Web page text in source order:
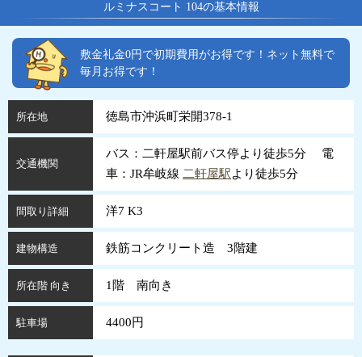
ルミナスコート 104の基本情報
敷金礼金0円で初期費用がお得です！ネット無料で
毎月お得です！
所在地 徳島市沖浜町栄開378-1
交通機関
バス：二軒屋駅前バス停より徒歩5分 電
車：JR牟岐線 二軒屋駅より徒歩5分
間取り詳細 洋7 K3
建物構造 鉄筋コンクリート造 3階建
所在階 向き 1階 南向き
駐車場 4400円